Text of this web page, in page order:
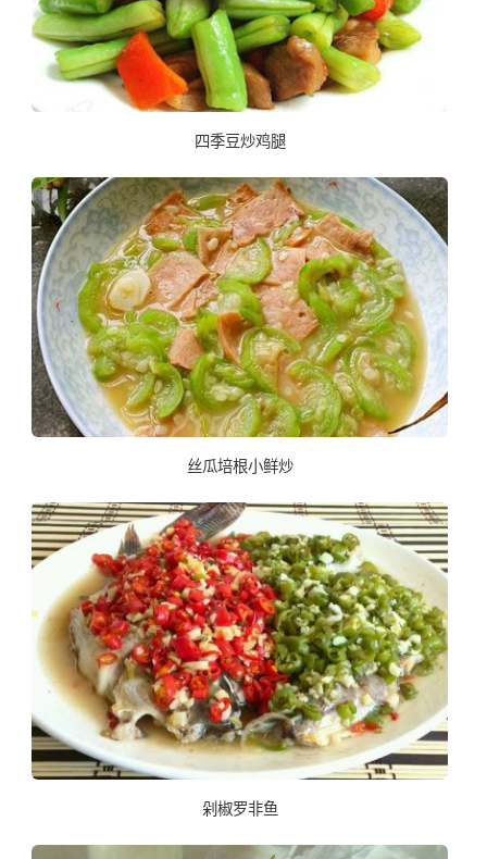
四季豆炒鸡腿
丝瓜培根小鲜炒
剁椒罗非鱼